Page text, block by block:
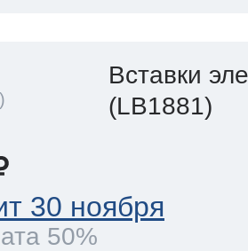
Вставки
(LB1881)
30 ноября
50%